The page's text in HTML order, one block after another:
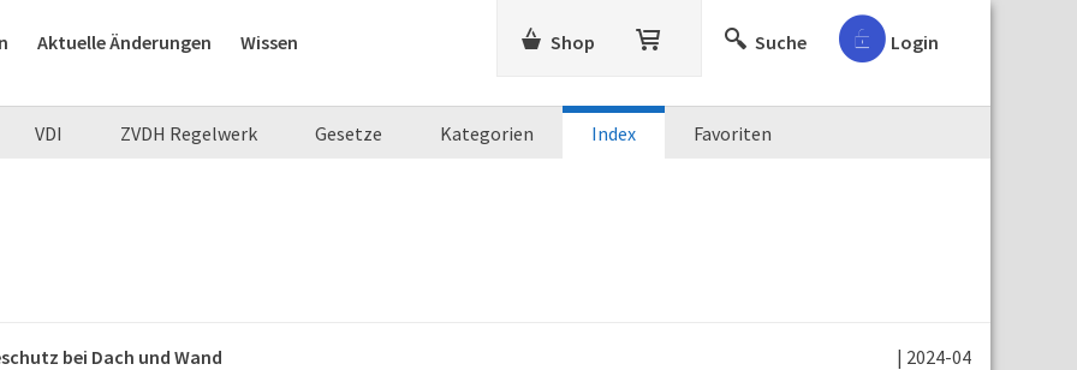
Aktuelle Änderungen Wissen Shop Suche Login
VDI ZVDH Regelwerk Gesetze Kategorien Index Favoriten
bei Dach und Wand | 2024-04